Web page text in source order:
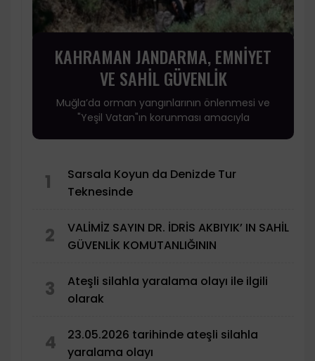
KAHRAMAN JANDARMA, EMNİYET
VE SAHİL GÜVENLİK
Muğla’da orman yangınlarının önlenmesi ve
"Yeşil Vatan"ın korunması amacıyla
1
Sarsala Koyun da Denizde Tur
Teknesinde
2
VALİMİZ SAYIN DR. İDRİS AKBIYIK’ IN SAHİL
GÜVENLİK KOMUTANLIĞININ
3
Ateşli silahla yaralama olayı ile ilgili
olarak
4
23.05.2026 tarihinde ateşli silahla
yaralama olayı